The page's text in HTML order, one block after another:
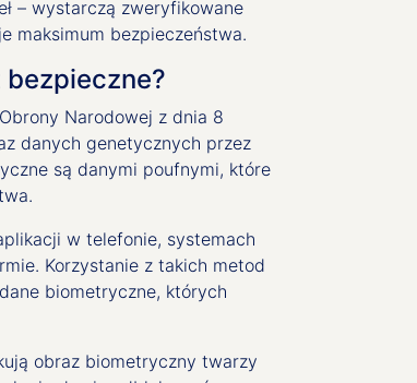
– wystarczą zweryfikowane
maksimum bezpieczeństwa.
Narodowej z dnia 8
danych genetycznych przez
są danymi poufnymi, które
w telefonie, systemach
Korzystanie z takich metod
biometryczne, których
obraz biometryczny twarzy